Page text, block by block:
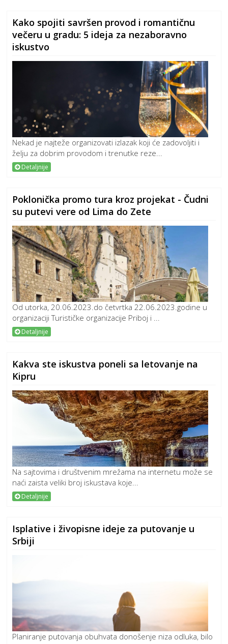
Kako spojiti savršen provod i romantičnu
večeru u gradu: 5 ideja za nezaboravno
iskustvo
Nekad je najteže organizovati izlazak koji će zadovoljiti i
želju za dobrim provodom i trenutke reze...
Detaljnije
Poklonička promo tura kroz projekat - Čudni
su putevi vere od Lima do Zete
Od utorka, 20.06.2023.do četvrtka 22.06.2023.godine u
organizaciji Turističke organizacije Priboj i ...
Detaljnije
Kakva ste iskustva poneli sa letovanje na
Kipru
Na sajtovima i društvenim mrežama na internetu može se
naći zaista veliki broj iskustava koje...
Detaljnije
Isplative i živopisne ideje za putovanje u
Srbiji
Planiranje putovanja obuhvata donošenje niza odluka, bilo